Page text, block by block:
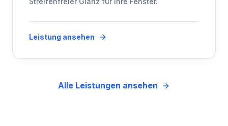
Leistung ansehen
Alle Leistungen ansehen